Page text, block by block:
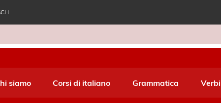
World Italiano
siamo Corsi di italiano Grammatica Verbi